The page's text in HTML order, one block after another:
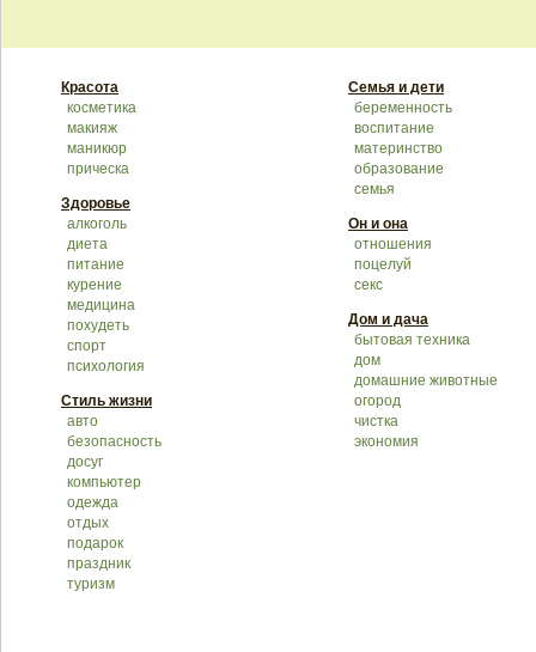
Красота
косметика
макияж
маникюр
прическа
Здоровье
алкоголь
диета
питание
курение
медицина
похудеть
спорт
психология
Стиль жизни
авто
безопасность
досуг
компьютер
одежда
отдых
подарок
праздник
туризм
Семья и дети
беременность
воспитание
материнство
образование
семья
Он и она
отношения
поцелуй
секс
Дом и дача
бытовая техника
дом
домашние животные
огород
чистка
экономия